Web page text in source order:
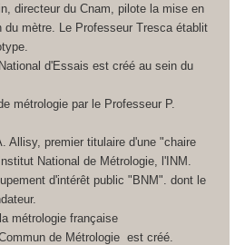
directeur du Cnam, pilote la mise en
du mètre. Le Professeur Tresca établit
d'Essais est créé au sein du
métrologie par le Professeur P.
Allisy, premier titulaire d'une "chaire
National de Métrologie, l'INM.
d'intérêt public "BNM". dont le
métrologie française
de Métrologie est créé.